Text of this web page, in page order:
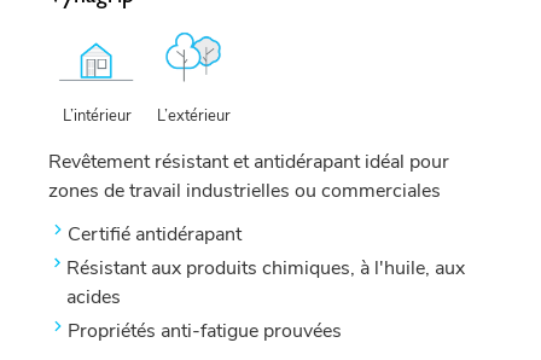
L’intérieur L’extérieur
Revêtement résistant et antidérapant idéal pour
zones de travail industrielles ou commerciales
Certifié antidérapant
Résistant aux produits chimiques, à l'huile, aux
acides
Propriétés anti-fatigue prouvées